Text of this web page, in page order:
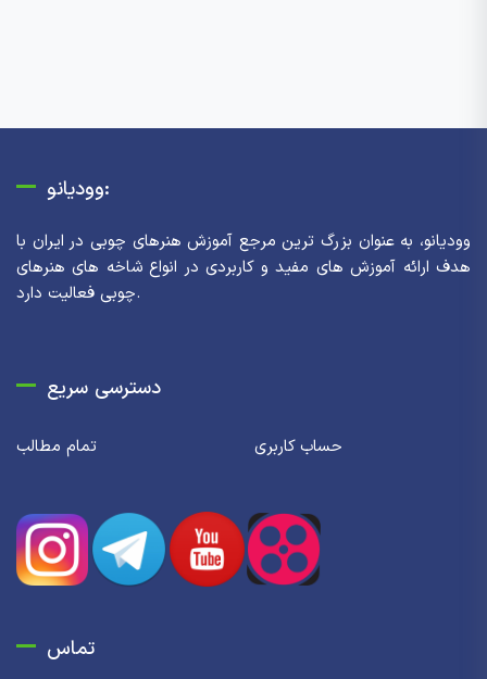
وودیانو:
وودیانو، به عنوان بزرگ ترین مرجع آموزش هنرهای چوبی در ایران با
هدف ارائه آموزش های مفید و کاربردی در انواع شاخه های هنرهای
چوبی فعالیت دارد.
دسترسی سریع
تمام مطالب حساب کاربری
تماس